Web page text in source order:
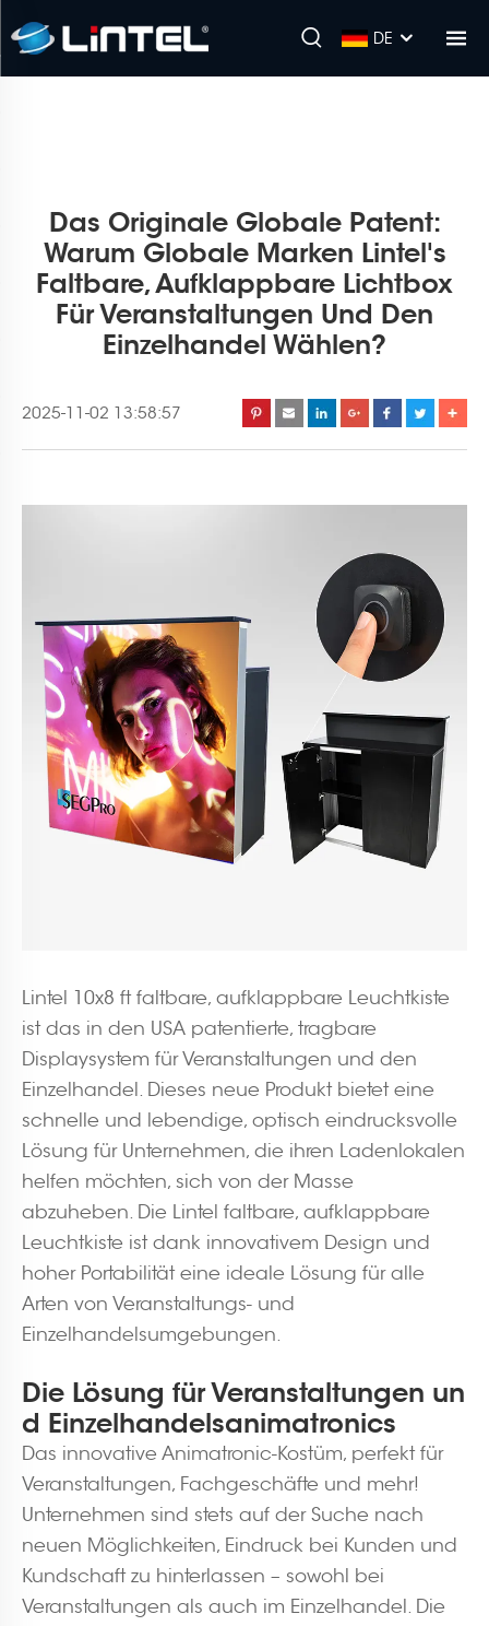
DE
Das Originale Globale Patent:
Warum Globale Marken Lintel's
Faltbare, Aufklappbare Lichtbox
Für Veranstaltungen Und Den
Einzelhandel Wählen?
2025-11-02 13:58:57
Lintel 10x8 ft faltbare, aufklappbare Leuchtkiste
ist das in den USA patentierte, tragbare
Displaysystem für Veranstaltungen und den
Einzelhandel. Dieses neue Produkt bietet eine
schnelle und lebendige, optisch eindrucksvolle
Lösung für Unternehmen, die ihren Ladenlokalen
helfen möchten, sich von der Masse
abzuheben. Die Lintel faltbare, aufklappbare
Leuchtkiste ist dank innovativem Design und
hoher Portabilität eine ideale Lösung für alle
Arten von Veranstaltungs- und
Einzelhandelsumgebungen.
Die Lösung für Veranstaltungen un
d Einzelhandelsanimatronics
Das innovative Animatronic-Kostüm, perfekt für
Veranstaltungen, Fachgeschäfte und mehr!
Unternehmen sind stets auf der Suche nach
neuen Möglichkeiten, Eindruck bei Kunden und
Kundschaft zu hinterlassen – sowohl bei
Veranstaltungen als auch im Einzelhandel. Die